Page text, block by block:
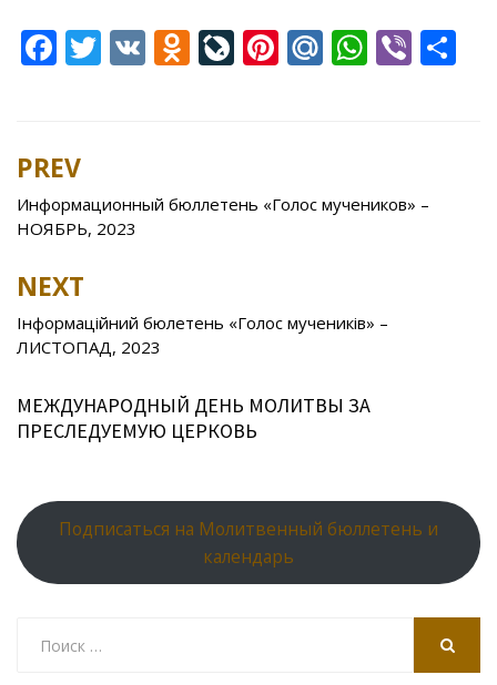
F
b
o
o
T V O
kl
as
ki
Li
u
r
Pi
st
M
u
W
A
p
Vi
Post
navigation
PREV
Информационный бюллетень «Голос мучеников» –
НОЯБРЬ, 2023
NEXT
Інформаційний бюлетень «Голос мучеників» –
ЛИСТОПАД, 2023
МЕЖДУНАРОДНЫЙ ДЕНЬ МОЛИТВЫ ЗА
ПРЕСЛЕДУЕМУЮ ЦЕРКОВЬ
Подписаться на Молитвенный бюллетень и
календарь